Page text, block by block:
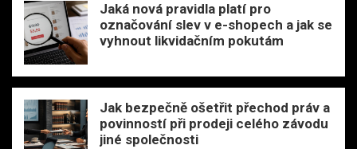
Jaká nová pravidla platí pro
označování slev v e-shopech a jak se
vyhnout likvidačním pokutám
Jak bezpečně ošetřit přechod práv a
povinností při prodeji celého závodu
jiné společnosti